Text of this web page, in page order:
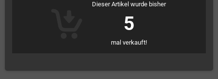
Dieser Artikel wurde bisher
5
mal verkauft!